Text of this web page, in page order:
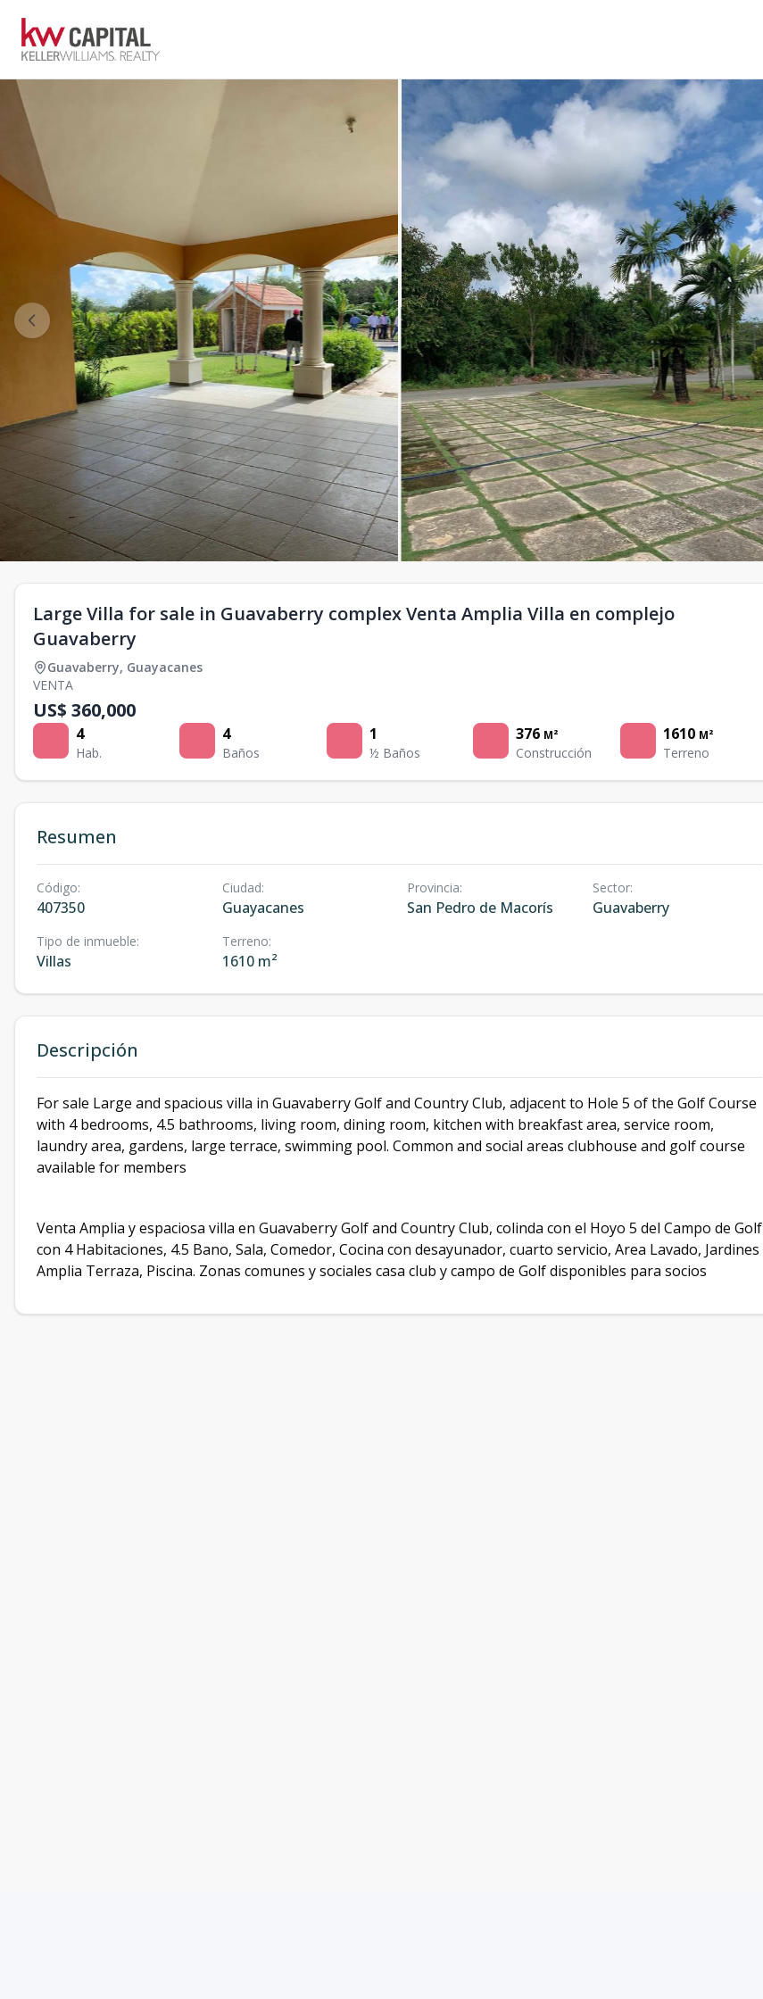
Large Villa for sale in Guavaberry complex Venta Amplia Villa en complejo
Guavaberry
Guavaberry, Guayacanes
VENTA
US$ 360,000
4
Hab.
4
Baños
1
½ Baños
376 M²
Construcción
1610 M²
Terreno
Resumen
Código:
407350
Ciudad:
Guayacanes
Provincia:
San Pedro de Macorís
Sector:
Guavaberry
Tipo de inmueble:
Villas
Terreno:
1610 m²
Descripción
For sale Large and spacious villa in Guavaberry Golf and Country Club, adjacent to Hole 5 of the Golf Course
with 4 bedrooms, 4.5 bathrooms, living room, dining room, kitchen with breakfast area, service room,
laundry area, gardens, large terrace, swimming pool. Common and social areas clubhouse and golf course
available for members
Venta Amplia y espaciosa villa en Guavaberry Golf and Country Club, colinda con el Hoyo 5 del Campo de Golf
con 4 Habitaciones, 4.5 Bano, Sala, Comedor, Cocina con desayunador, cuarto servicio, Area Lavado, Jardines
Amplia Terraza, Piscina. Zonas comunes y sociales casa club y campo de Golf disponibles para socios